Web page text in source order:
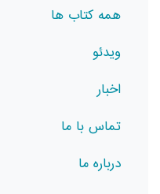
همه کتاب ها
ویدئو
اخبار
تماس با ما
درباره ما